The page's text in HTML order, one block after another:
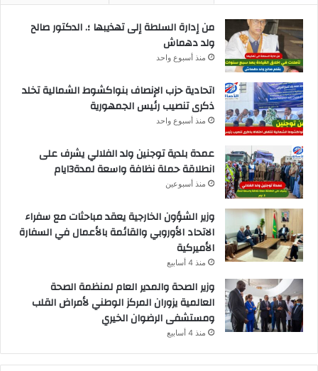
من إدارة السلطة إلى تهذيبها ؛. الدكتور صالح
ولد دهماش
منذ أسبوع واحد
اتحادية حزب الإنصاف بنواكشوط الشمالية تخلد
ذكرى تنصيب رئيس الجمهورية
منذ أسبوع واحد
عمدة بلدية توجنين ولد الفلالي يشرف على
انطلاقة حملة نظافة واسعة لمدة3ايام
منذ أسبوعين
وزير الشؤون الخارجية يعقد مباحثات مع سفراء
الاتحاد الأوروبي والقائمة بالأعمال في السفارة
الأميركية
منذ 4 أسابيع
وزير الصحة والمدير العام لمنظمة الصحة
العالمية يزوران المركز الوطني لأمراض القلب
ومستشفى الرضوان الخيري
منذ 4 أسابيع